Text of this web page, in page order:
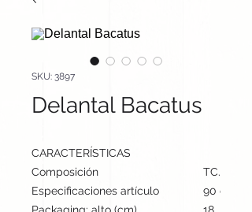
SKU: 3897
Delantal Bacatus
CARACTERÍSTICAS
Composición
TC. 35%
Especificaciones artículo
90 cm /
Packaging: alto (cm)
18